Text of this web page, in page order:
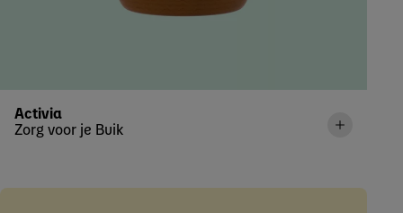
Zorg voor je Buik
Activia